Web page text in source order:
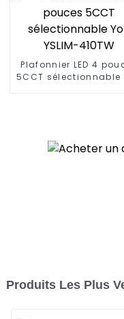
Plafonnier LED 4
5CCT sélectionnable
Produits Les Plus